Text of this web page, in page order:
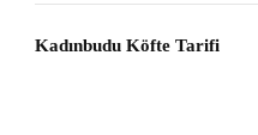
Kadınbudu Köfte Tarifi